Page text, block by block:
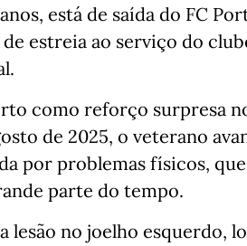
está de saída do FC
estreia ao serviço do
como reforço surpresa
de 2025, o veterano
por problemas físicos,
parte do tempo.
lesão no joelho esquerdo,